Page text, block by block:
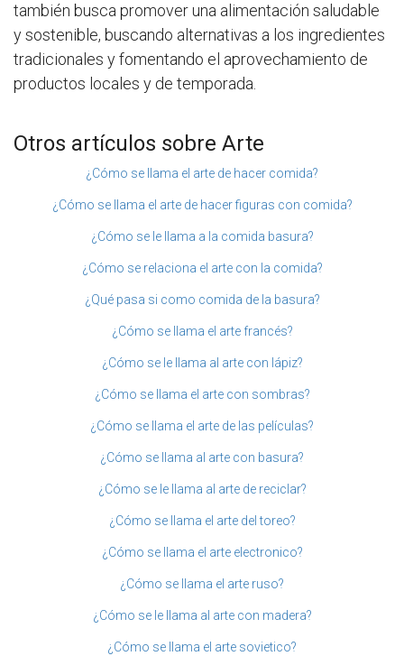
también busca promover una alimentación saludable
y sostenible, buscando alternativas a los ingredientes
tradicionales y fomentando el aprovechamiento de
productos locales y de temporada.
Otros artículos sobre Arte
¿Cómo se llama el arte de hacer comida?
¿Cómo se llama el arte de hacer figuras con comida?
¿Cómo se le llama a la comida basura?
¿Cómo se relaciona el arte con la comida?
¿Qué pasa si como comida de la basura?
¿Cómo se llama el arte francés?
¿Cómo se le llama al arte con lápiz?
¿Cómo se llama el arte con sombras?
¿Cómo se llama el arte de las películas?
¿Cómo se llama al arte con basura?
¿Cómo se le llama al arte de reciclar?
¿Cómo se llama el arte del toreo?
¿Cómo se llama el arte electronico?
¿Cómo se llama el arte ruso?
¿Cómo se le llama al arte con madera?
¿Cómo se llama el arte sovietico?